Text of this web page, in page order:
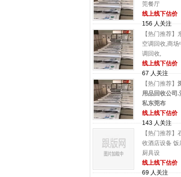
莞餐厅
线上线下估价
156 人关注
【热门推荐】
空调回收,商场
调回收,
线上线下估价
67 人关注
【热门推荐】
用品回收公司.
私东莞布
线上线下估价
143 人关注
【热门推荐】
收酒店设备 饭
厨具设
线上线下估价
69 人关注